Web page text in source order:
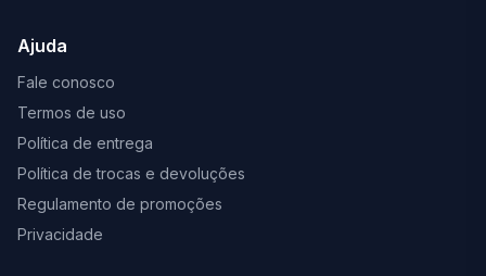
Ajuda
Fale conosco
Termos de uso
Política de entrega
Política de trocas e devoluções
Regulamento de promoções
Privacidade